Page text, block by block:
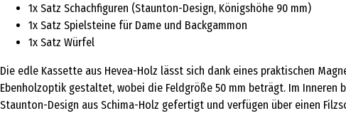
1x Satz Schachfiguren (Staunton-Design, Königshöhe 90 mm)
1x Satz Spielsteine für Dame und Backgammon
1x Satz Würfel
Die edle Kassette aus Hevea-Holz lässt sich dank eines praktischen
Ebenholzoptik gestaltet, wobei die Feldgröße 50 mm beträgt. Im
Staunton-Design aus Schima-Holz gefertigt und verfügen über einen